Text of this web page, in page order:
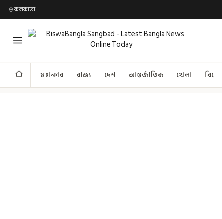
কলকাতা
মহানগর রাজ্য দেশ আন্তর্জাতিক খেলা